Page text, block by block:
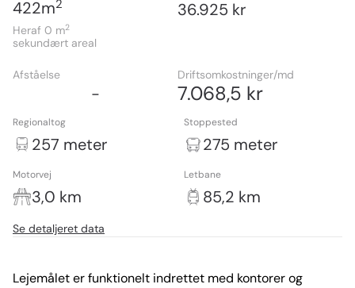
422m2
Heraf 0 m2
sekundært areal
36.925 kr
Afståelse
-
Driftsomkostninger/md
7.068,5 kr
Regionaltog
257 meter
Stoppested
275 meter
Motorvej
3,0 km
Letbane
85,2 km
Se detaljeret data
Lejemålet er funktionelt indrettet med kontorer og